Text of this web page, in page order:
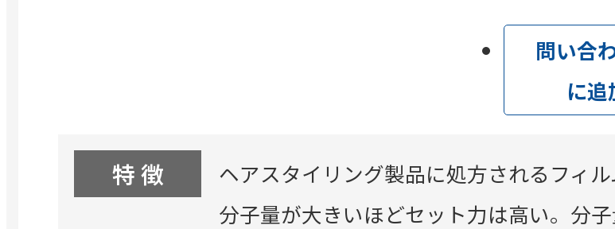
問い合
に追
特 徴
ヘアスタイリング製品に処方されるフィル
分子量が大きいほどセット力は高い。分